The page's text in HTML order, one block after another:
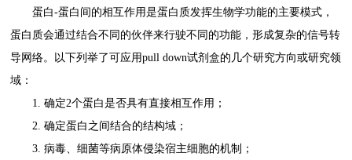
蛋白-蛋白间的相互作用是蛋白质发挥生物学功能的主要模式，
蛋白质会通过结合不同的伙伴来行驶不同的功能，形成复杂的信号转
导网络。以下列举了可应用pull down试剂盒的几个研究方向或研究领
域：
1. 确定2个蛋白是否具有直接相互作用；
2. 确定蛋白之间结合的结构域；
3. 病毒、细菌等病原体侵染宿主细胞的机制；